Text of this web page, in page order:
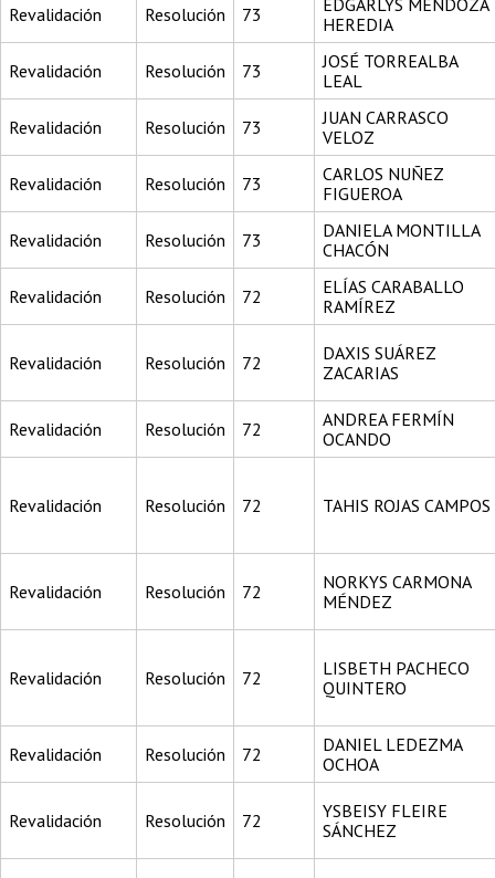
Revalidación Resolución 73
EDGARLYS MENDOZA
HEREDIA
Revalidación Resolución 73
JOSÉ TORREALBA
LEAL
Revalidación Resolución 73
JUAN CARRASCO
VELOZ
Revalidación Resolución 73
CARLOS NUÑEZ
FIGUEROA
Revalidación Resolución 73
DANIELA MONTILLA
CHACÓN
Revalidación Resolución 72
ELÍAS CARABALLO
RAMÍREZ
Revalidación Resolución 72
DAXIS SUÁREZ
ZACARIAS
Revalidación Resolución 72
ANDREA FERMÍN
OCANDO
Revalidación Resolución 72 TAHIS ROJAS CAMPOS
Revalidación Resolución 72
NORKYS CARMONA
MÉNDEZ
Revalidación Resolución 72
LISBETH PACHECO
QUINTERO
Revalidación Resolución 72
DANIEL LEDEZMA
OCHOA
Revalidación Resolución 72
YSBEISY FLEIRE
SÁNCHEZ